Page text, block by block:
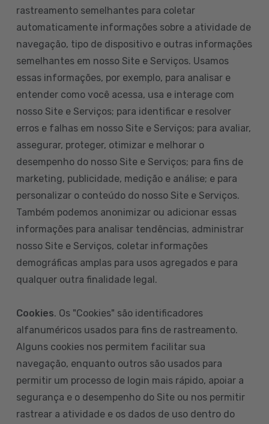
rastreamento semelhantes para coletar
automaticamente informações sobre a atividade de
navegação, tipo de dispositivo e outras informações
semelhantes em nosso Site e Serviços. Usamos
essas informações, por exemplo, para analisar e
entender como você acessa, usa e interage com
nosso Site e Serviços; para identificar e resolver
erros e falhas em nosso Site e Serviços; para avaliar,
assegurar, proteger, otimizar e melhorar o
desempenho do nosso Site e Serviços; para fins de
marketing, publicidade, medição e análise; e para
personalizar o conteúdo do nosso Site e Serviços.
Também podemos anonimizar ou adicionar essas
informações para analisar tendências, administrar
nosso Site e Serviços, coletar informações
demográficas amplas para usos agregados e para
qualquer outra finalidade legal.
Cookies. Os "Cookies" são identificadores
alfanuméricos usados para fins de rastreamento.
Alguns cookies nos permitem facilitar sua
navegação, enquanto outros são usados para
permitir um processo de login mais rápido, apoiar a
segurança e o desempenho do Site ou nos permitir
rastrear a atividade e os dados de uso dentro do